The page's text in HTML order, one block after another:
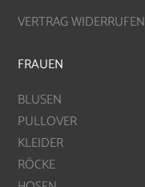
VERTRAG WIDERRUFEN
FRAUEN
BLUSEN
PULLOVER
KLEIDER
RÖCKE